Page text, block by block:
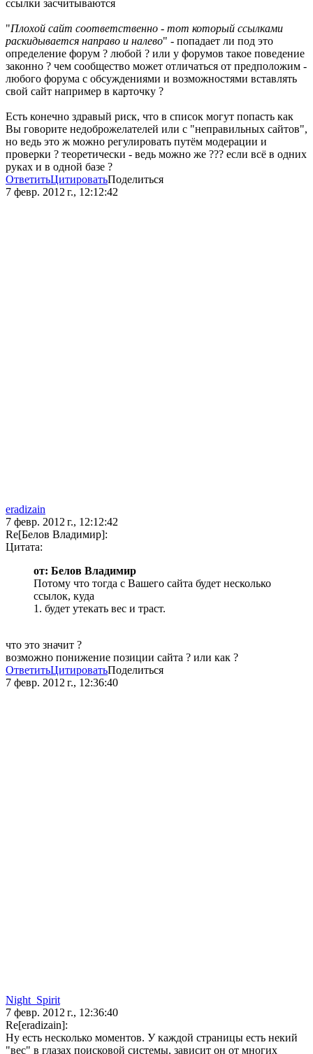
ссылки засчитываются
"Плохой сайт соответственно - тот который ссылками
раскидывается направо и налево" - попадает ли под это
определение форум ? любой ? или у форумов такое поведение
законно ? чем сообщество может отличаться от предположим -
любого форума с обсуждениями и возможностями вставлять
свой сайт например в карточку ?
Есть конечно здравый риск, что в список могут попасть как
Вы говорите недоброжелателей или с "неправильных сайтов",
но ведь это ж можно регулировать путём модерации и
проверки ? теоретически - ведь можно же ??? если всё в одних
руках и в одной базе ?
ОтветитьЦитироватьПоделиться
7 февр. 2012 г., 12:12:42
eradizain
7 февр. 2012 г., 12:12:42
Re[Белов Владимир]:
Цитата:
от: Белов Владимир
Потому что тогда с Вашего сайта будет несколько
ссылок, куда
1. будет утекать вес и траст.
что это значит ?
возможно понижение позиции сайта ? или как ?
ОтветитьЦитироватьПоделиться
7 февр. 2012 г., 12:36:40
Night_Spirit
7 февр. 2012 г., 12:36:40
Re[eradizain]:
Ну есть несколько моментов. У каждой страницы есть некий
"вес" в глазах поисковой системы, зависит он от многих